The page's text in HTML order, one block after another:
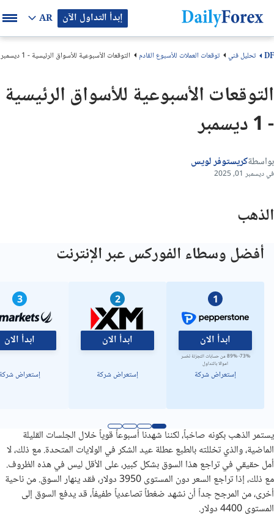
إبدأ التداول الآن AR
DF تحليل فني توقعات العملات للأسبوع القادم التوقعات الأسبوعية للأسواق الرئيسية - 1 ديسمبر
التوقعات الأسبوعية للأسواق الرئيسية
- 1 ديسمبر
بواسطةكريستوفر لويس
في ديسمبر 01, 2025
الذهب
أفضل وسطاء الفوركس عبر الإنترنت
1
ابدأ الان
73%- 89% من حسابات التجزئة تخسر
اموالا بالتداول
إستعراض شركة
2
ابدأ الان
إستعراض شركة
3
ابدأ الان
إستعراض
يستمر الذهب بكونه صاخباً، لكننا شهدنا أسبوعاً قوياً خلال الجلسات القليلة
الماضية، والذي تخللته بالطبع عطلة عيد الشكر في الولايات المتحدة. مع ذلك، لا
أمل حقيقي في تراجع هذا السوق بشكل كبير، على الأقل ليس في هذه الظروف.
مع ذلك، إذا تراجع السعر دون المستوى 3950 دولار، فقد ينهار السوق. من ناحية
أخرى، من المرجح جداً أن نشهد ضغطاً تصاعدياً طفيفاً، قد يدفع السوق إلى
المستوى 4400 دولار.